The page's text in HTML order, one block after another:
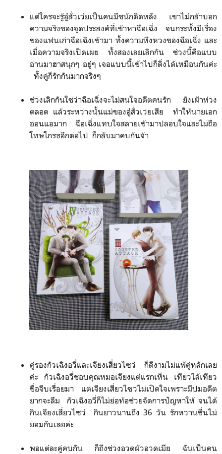
แต่ใครจะรู้อู๋สั่วเว่ยเป็นคนมีช​นัก​ติดหลัง​ เขาไม่กล้าบอก
ความจริงของจุดประสงค์​ที่เข้าหาฉือเฉิ่ง​ จนกระทั้งมีเรื่อง
ของแฟนเก่าฉือเฉิงเข้ามา​ ทั้งความหึงหวงของฉือเฉิ่ง​ และ
เมื่อความจริงเปิดเผย​ ทั้งสองเลยเลิกกัน​ ช่วงนี้คือแบบ
อ่านมาฮาสนุกๆ​ อยู่ๆ เจอแบบนี้เข้าไปก็ดิ่งได้เหมือนกันค่ะ​
ทั้งคู่ก็รักกันมากจริงๆ​
ช่วงเลิกกันใช่ว่าฉือเฉิ่งจะไม่สนใจอดีตคนรัก​ ยังเฝ้าห่วง
ตลอด​ แล้วระหว่างนั้นแม่ของอู๋สั่วเว่ยเสีย ทำให้นายเอก
อ่อนแอมาก​ ฉือเฉิ่งแทบใจสลาย​เข้ามาปลอบใจและไม่ถือ
โทษโกรธอีกต่อไป​ ก็กลับมาคบกันจ้า​
คู่รองกัวเฉิงอวี่และเจียงเสี่ยว​ไซว่ ก็ดีงามไม่แพ้คู่หลักเลย
ค่ะ​ กัวเฉิงอวี่​ชอบคุณหมอเจียงแต่แรกเห็น​ เทียวไล้เทียว
ขื่อ​จีบเรื่อยมา แต่เจียงเสี่ยวไซว่ไม่เปิดใจเพราะมีปมอดีต
ยากจะลืม​ กัว​เฉิงอวี่ก็ไม่ย่อท้อ​ช่วยจัดการปัญหาให้​ จนได้
กินเจียงเสี่ยว​ไซว่ กินยาวนานถึง​ 36​ วัน​ รักหวานชื่นไม่
ยอมกันเลยค่ะ​
พอแต่ละคู่คบกัน​ ก็ถึงช่วงอวดผัวอวดเมีย​ ฉันเป็นคน